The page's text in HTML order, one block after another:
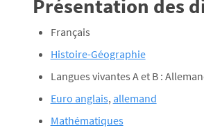
Présentation des
Français
Histoire-Géographie
Langues vivantes A et B :
Euro anglais, allemand
Mathématiques